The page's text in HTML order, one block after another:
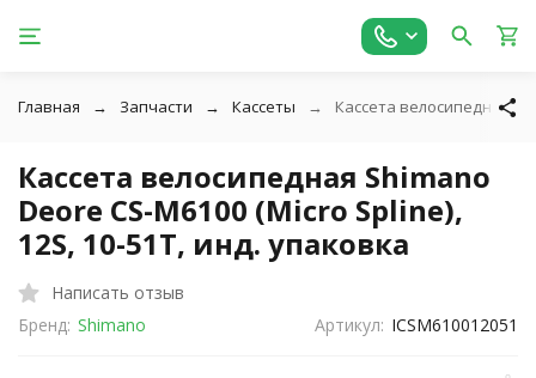
Главная Запчасти Кассеты Кассета велосипедная
Кассета велосипедная Shimano
Deore CS-M6100 (Micro Spline),
12S, 10-51T, инд. упаковка
Написать отзыв
Бренд: Shimano Артикул: ICSM610012051